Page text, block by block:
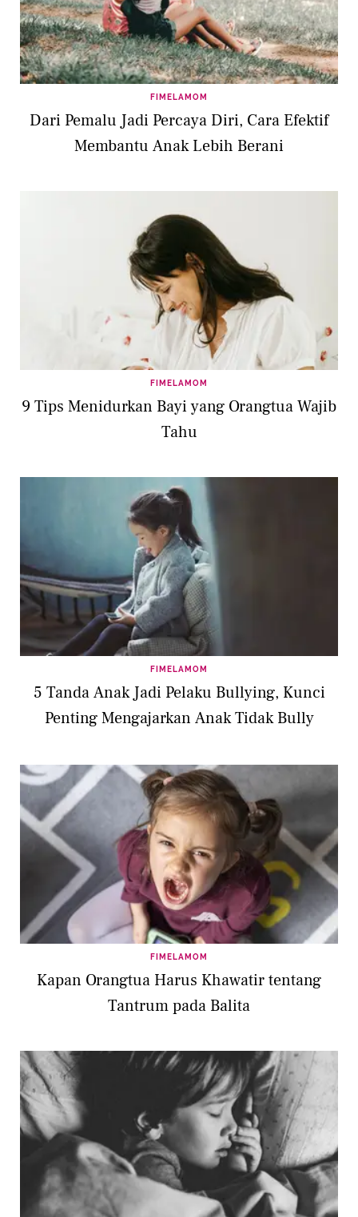
FIMELAMOM
Dari Pemalu Jadi Percaya Diri, Cara Efektif
Membantu Anak Lebih Berani
FIMELAMOM
9 Tips Menidurkan Bayi yang Orangtua Wajib
Tahu
FIMELAMOM
5 Tanda Anak Jadi Pelaku Bullying, Kunci
Penting Mengajarkan Anak Tidak Bully
FIMELAMOM
Kapan Orangtua Harus Khawatir tentang
Tantrum pada Balita